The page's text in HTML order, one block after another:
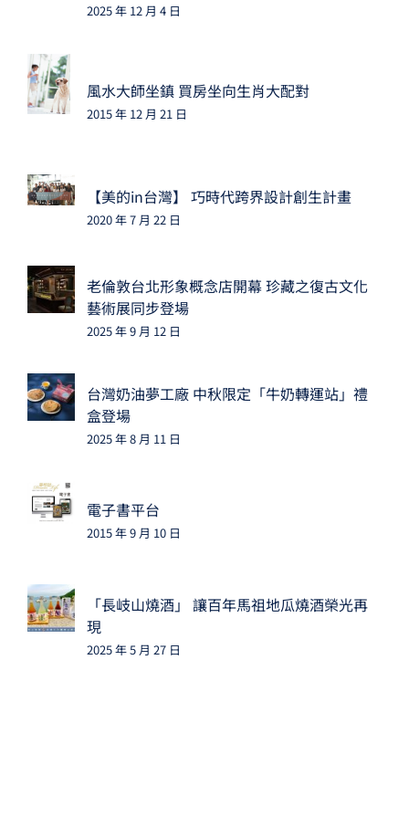
2025 年 12 月 4 日
風水大師坐鎮 買房坐向生肖大配對
2015 年 12 月 21 日
【美的in台灣】 巧時代跨界設計創生計畫
2020 年 7 月 22 日
老倫敦台北形象概念店開幕 珍藏之復古文化
藝術展同步登場
2025 年 9 月 12 日
台灣奶油夢工廠 中秋限定「牛奶轉運站」禮
盒登場
2025 年 8 月 11 日
電子書平台
2015 年 9 月 10 日
「長岐山燒酒」 讓百年馬祖地瓜燒酒榮光再
現
2025 年 5 月 27 日